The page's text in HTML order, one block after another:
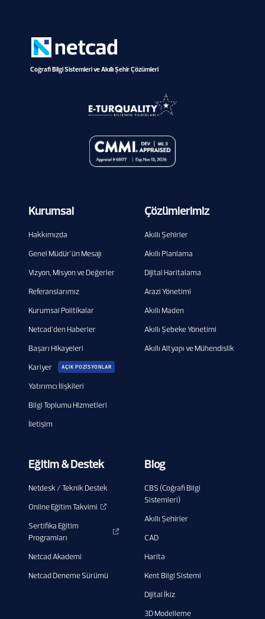
Coğrafi Bilgi Sistemleri ve Akıllı Şehir Çözümleri
Kurumsal
Hakkımızda
Genel Müdür'ün Mesajı
Vizyon, Misyon ve Değerler
Referanslarımız
Kurumsal Politikalar
Netcad'den Haberler
Başarı Hikayeleri
Kariyer
AÇIK POZİSYONLAR
Yatırımcı İlişkileri
Bilgi Toplumu Hizmetleri
İletişim
Çözümlerimiz
Akıllı Şehirler
Akıllı Planlama
Dijital Haritalama
Arazi Yönetimi
Akıllı Maden
Akıllı Şebeke Yönetimi
Akıllı Altyapı ve Mühendislik
Eğitim & Destek
Netdesk / Teknik Destek
Online Eğitim Takvimi
Sertifika Eğitim
Programları
Netcad Akademi
Netcad Deneme Sürümü
Blog
CBS (Coğrafi Bilgi
Sistemleri)
Akıllı Şehirler
CAD
Harita
Kent Bilgi Sistemi
Dijital İkiz
3D Modelleme